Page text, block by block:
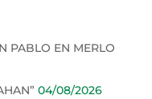
PABLO EN MERLO
04/08/2026